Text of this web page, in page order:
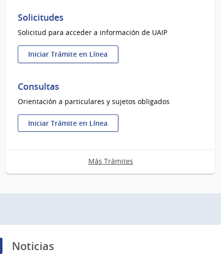
Solicitudes
Solicitud para acceder a información de UAIP
Iniciar Trámite en Línea
:
Consultas
Orientación a particulares y sujetos obligados
Iniciar Trámite en Línea
:
Más Trámites
Noticias